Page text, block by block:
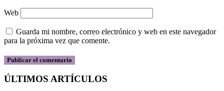
Web
Guarda mi nombre, correo electrónico y web en este navegador
para la próxima vez que comente.
ÚLTIMOS ARTÍCULOS